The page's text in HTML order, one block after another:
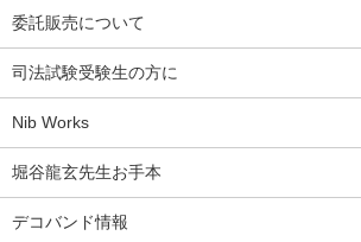
委託販売について
司法試験受験生の方に
Nib Works
堀谷龍玄先生お手本
デコバンド情報